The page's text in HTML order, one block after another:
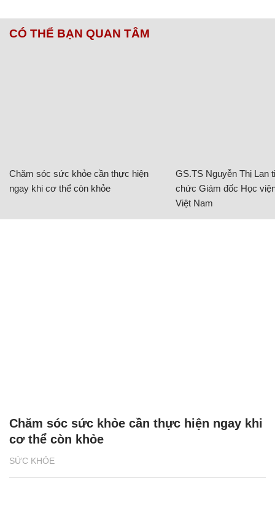
CÓ THỂ BẠN QUAN TÂM
Chăm sóc sức khỏe cần thực hiện
ngay khi cơ thể còn khỏe
GS.TS Nguyễn Thị Lan
chức Giám đốc Học
Việt Nam
SỨC KHỎE
Chăm sóc sức khỏe cần thực hiện ngay khi
cơ thể còn khỏe